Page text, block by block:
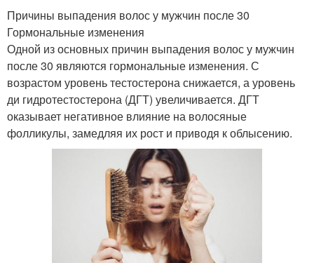
Причины выпадения волос у мужчин после 30
Гормональные изменения
Одной из основных причин выпадения волос у мужчин
после 30 являются гормональные изменения. С
возрастом уровень тестостерона снижается, а уровень
ди гидротестостерона (ДГТ) увеличивается. ДГТ
оказывает негативное влияние на волосяные
фолликулы, замедляя их рост и приводя к облысению.